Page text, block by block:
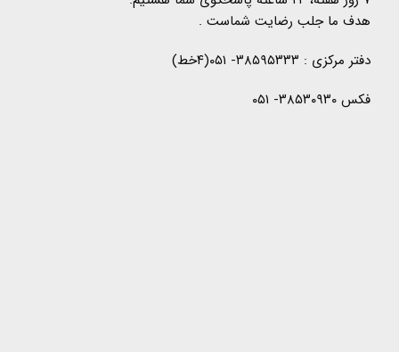
هدف ما جلب رضایت شماست .
دفتر مرکزی : ۳۸۵۹۵۳۳۳- ۰۵۱(۴خط)
فکس ۳۸۵۳۰۹۳۰- ۰۵۱